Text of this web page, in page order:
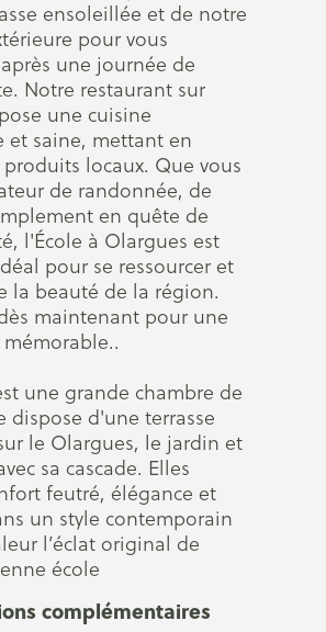
ensoleillée et de notre
pour vous
une journée de
Notre restaurant sur
une cuisine
et saine, mettant en
locaux. Que vous
de randonnée, de
en quête de
l'École à Olargues est
pour se ressourcer et
la beauté de la région.
maintenant pour une
une grande chambre de
dispose d'une terrasse
le Olargues, le jardin et
sa cascade. Elles
feutré, élégance et
un style contemporain
l’éclat original de
école
complémentaires